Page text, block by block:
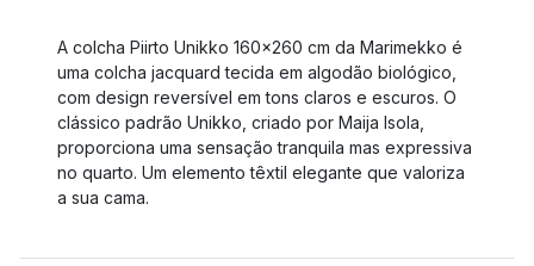
A colcha Piirto Unikko 160x260 cm da Marimekko é
uma colcha jacquard tecida em algodão biológico,
com design reversível em tons claros e escuros. O
clássico padrão Unikko, criado por Maija Isola,
proporciona uma sensação tranquila mas expressiva
no quarto. Um elemento têxtil elegante que valoriza
a sua cama.